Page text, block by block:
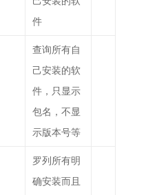
件
查询所有自
己安装的软
件，只显示
包名，不显
示版本号等
罗列所有明
确安装而且